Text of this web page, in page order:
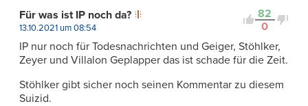
82
0
Für was ist IP noch da?
13.10.2021 um 08:54
IP nur noch für Todesnachrichten und Geiger, Stöhlker,
Zeyer und Villalon Geplapper das ist schade für die Zeit.
Stöhlker gibt sicher noch seinen Kommentar zu diesem
Suizid.